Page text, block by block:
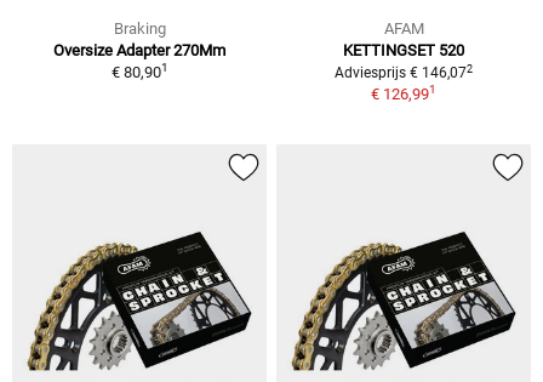
Braking
Oversize Adapter 270Mm
€ 80,901
AFAM
KETTINGSET 520
Adviesprijs € 146,072
€ 126,991